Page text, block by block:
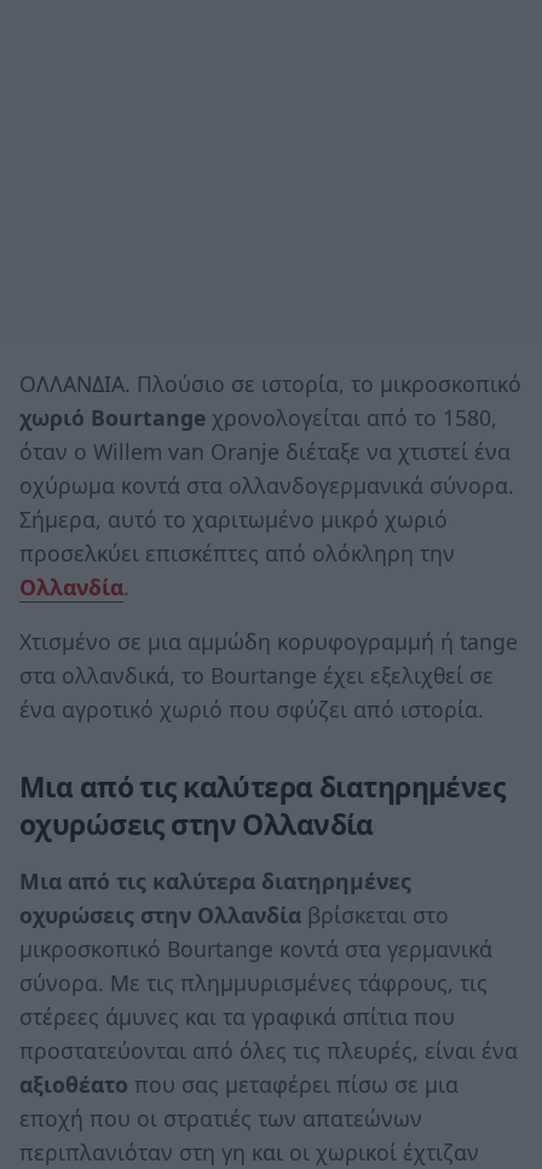
ΟΛΛΑΝΔΙΑ. Πλούσιο σε ιστορία, το μικροσκοπικό
χωριό Bourtange χρονολογείται από το 1580,
όταν ο Willem van Oranje διέταξε να χτιστεί ένα
οχύρωμα κοντά στα ολλανδογερμανικά σύνορα.
Σήμερα, αυτό το χαριτωμένο μικρό χωριό
προσελκύει επισκέπτες από ολόκληρη την
Ολλανδία.
Χτισμένο σε μια αμμώδη κορυφογραμμή ή tange
στα ολλανδικά, το Bourtange έχει εξελιχθεί σε
ένα αγροτικό χωριό που σφύζει από ιστορία.
Μια από τις καλύτερα διατηρημένες
οχυρώσεις στην Ολλανδία
Μια από τις καλύτερα διατηρημένες
οχυρώσεις στην Ολλανδία βρίσκεται στο
μικροσκοπικό Bourtange κοντά στα γερμανικά
σύνορα. Με τις πλημμυρισμένες τάφρους, τις
στέρεες άμυνες και τα γραφικά σπίτια που
προστατεύονται από όλες τις πλευρές, είναι ένα
αξιοθέατο που σας μεταφέρει πίσω σε μια
εποχή που οι στρατιές των απατεώνων
περιπλανιόταν στη γη και οι χωρικοί έχτιζαν